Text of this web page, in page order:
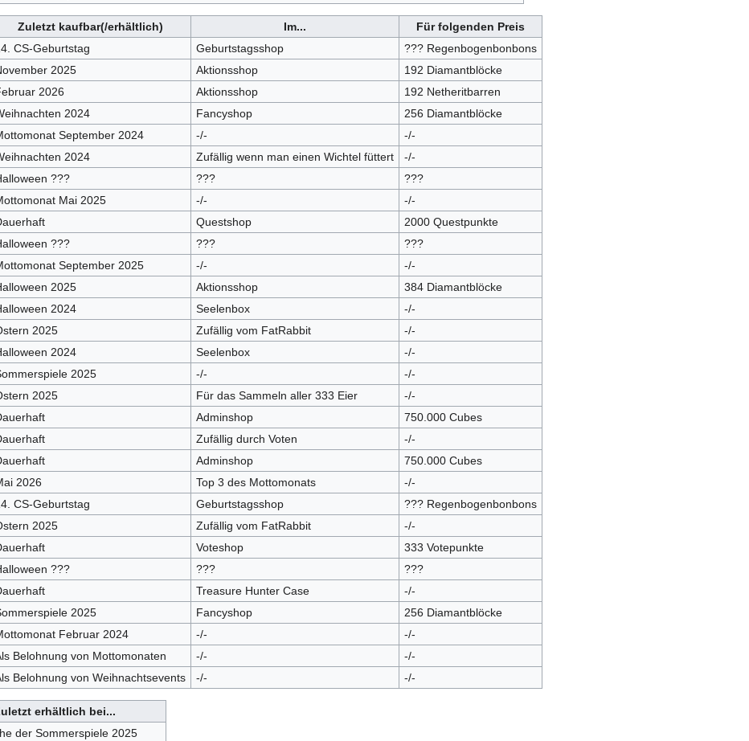
Zuletzt kaufbar(/erhältlich) Im...
Für folgenden Preis
CS-Geburtstag Geburtstagsshop
??? Regenbogenbonbons
2025 Aktionsshop
192 Diamantblöcke
2026 Aktionsshop
192 Netheritbarren
2024 Fancyshop
256 Diamantblöcke
September 2024 -/-
-/-
2024 Zufällig wenn man einen Wichtel füttert
-/-
??? ???
???
Mai 2025 -/-
-/-
Questshop
2000 Questpunkte
??? ???
???
September 2025 -/-
-/-
2025 Aktionsshop
384 Diamantblöcke
2024 Seelenbox
-/-
2025 Zufällig vom FatRabbit
-/-
2024 Seelenbox
-/-
2025 -/-
-/-
2025 Für das Sammeln aller 333 Eier
-/-
Adminshop
750.000 Cubes
Zufällig durch Voten
-/-
Adminshop
750.000 Cubes
2026 Top 3 des Mottomonats
-/-
CS-Geburtstag Geburtstagsshop
??? Regenbogenbonbons
2025 Zufällig vom FatRabbit
-/-
Voteshop
333 Votepunkte
??? ???
???
Treasure Hunter Case
-/-
2025 Fancyshop
256 Diamantblöcke
Februar 2024 -/-
-/-
Belohnung von Mottomonaten -/-
-/-
Belohnung von Weihnachtsevents -/- -/-
erhältlich bei...
der Sommerspiele 2025